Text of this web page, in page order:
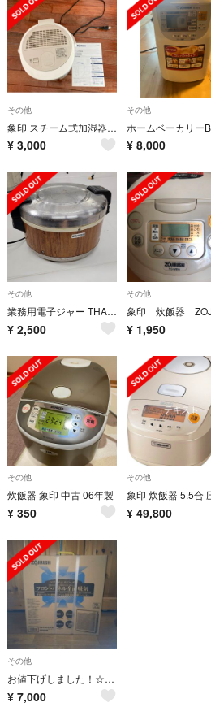
その他
象印 スチーム式加湿器 ベージュ EE-RK35-CA(1台)
¥ 3,000
その他
¥ 8,000
その他
業務用電子ジャー THA-C40A 保温器
¥ 2,500
その他
¥ 1,950
その他
炊飯器 象印 中古 06年製
¥ 350
その他
¥ 49,800
その他
お値下げしました！☆新品☆ 象印 空気清浄機
¥ 7,000